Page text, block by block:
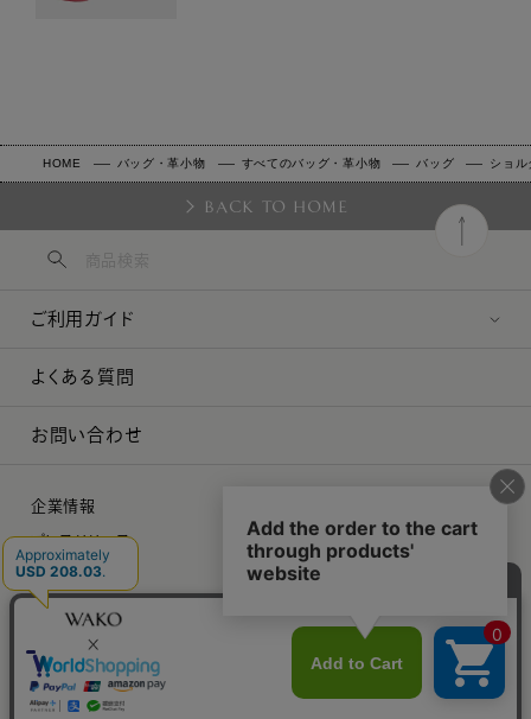
HOME バッグ・革小物 すべてのバッグ・革小物 バッグ ショル
BACK TO HOME
ご利用ガイド
よくある質問
お問い合わせ
企業情報
プレスリリース
採用情報
特定商取引に関する法律に基づく表示
プライバシーポリシー